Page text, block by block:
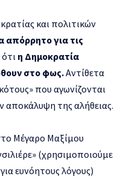
και πολιτικών
απόρρητο για τις
ότιη Δημοκρατία
στο φως.Αντίθετα
που αγωνίζονται
της αλήθειας.
Μέγαρο Μαξίμου
(χρησιμοποιούμε
ευνόητους λόγους)